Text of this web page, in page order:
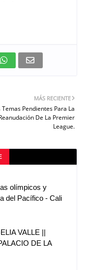
MÁS RECIENTE
Temas Pendientes Para La
De La Premier
League.
olímpicos y
del Pacífico - Cali
VALLE ||
DE LA